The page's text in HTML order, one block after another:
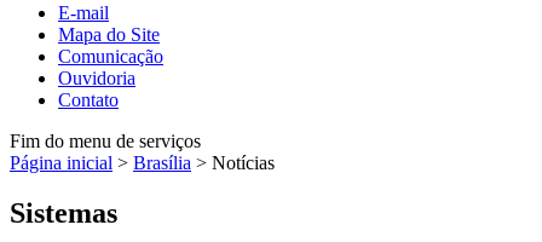
E-mail
Mapa do Site
Comunicação
Ouvidoria
Contato
Fim do menu de serviços
Página inicial > Brasília > Notícias
Sistemas